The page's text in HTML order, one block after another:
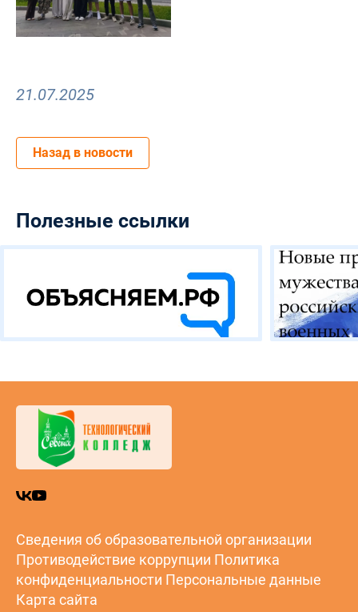
21.07.2025
Назад в новости
Полезные ссылки
Сведения об образовательной организации
Противодействие коррупции Политика
конфиденциальности Персональные данные
Карта сайта